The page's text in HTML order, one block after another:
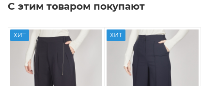
С этим товаром покупают
ХИТ ХИТ